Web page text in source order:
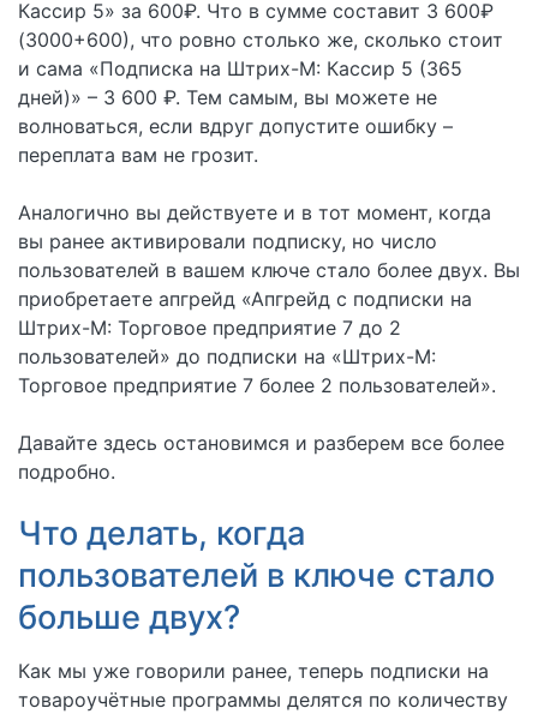
Кассир 5» за 600₽. Что в сумме составит 3 600₽
(3000+600), что ровно столько же, сколько стоит
и сама «Подписка на Штрих-М: Кассир 5 (365
дней)» – 3 600 ₽. Тем самым, вы можете не
волноваться, если вдруг допустите ошибку –
переплата вам не грозит.
Аналогично вы действуете и в тот момент, когда
вы ранее активировали подписку, но число
пользователей в вашем ключе стало более двух. Вы
приобретаете апгрейд «Апгрейд с подписки на
Штрих-М: Торговое предприятие 7 до 2
пользователей» до подписки на «Штрих-М:
Торговое предприятие 7 более 2 пользователей».
Давайте здесь остановимся и разберем все более
подробно.
Что делать, когда
пользователей в ключе стало
больше двух?
Как мы уже говорили ранее, теперь подписки на
товароучётные программы делятся по количеству